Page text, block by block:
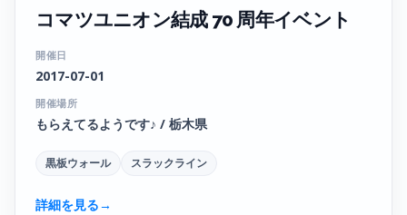
コマツユニオン結成 70 周年イベント
開催日
2017-07-01
開催場所
もらえてるようです♪ / 栃木県
黒板ウォール スラックライン
詳細を見る→